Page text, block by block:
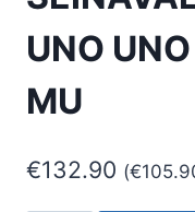
UNO
MU
€132.90 (€